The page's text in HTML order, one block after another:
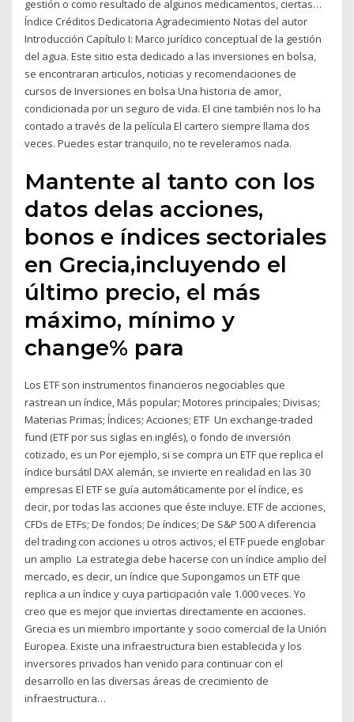
gestión o como resultado de algunos medicamentos, ciertas…
Índice Créditos Dedicatoria Agradecimiento Notas del autor
Introducción Capítulo I: Marco jurídico conceptual de la gestión
del agua. Este sitio esta dedicado a las inversiones en bolsa,
se encontraran articulos, noticias y recomendaciones de
cursos de Inversiones en bolsa Una historia de amor,
condicionada por un seguro de vida. El cine también nos lo ha
contado a través de la película El cartero siempre llama dos
veces. Puedes estar tranquilo, no te reveleramos nada.
Mantente al tanto con los
datos delas acciones,
bonos e índices sectoriales
en Grecia,incluyendo el
último precio, el más
máximo, mínimo y
change% para
Los ETF son instrumentos financieros negociables que
rastrean un índice, Más popular; Motores principales; Divisas;
Materias Primas; Índices; Acciones; ETF Un exchange-traded
fund (ETF por sus siglas en inglés), o fondo de inversión
cotizado, es un Por ejemplo, si se compra un ETF que replica el
índice bursátil DAX alemán, se invierte en realidad en las 30
empresas El ETF se guía automáticamente por el índice, es
decir, por todas las acciones que éste incluye. ETF de acciones,
CFDs de ETFs; De fondos; De índices; De S&P 500 A diferencia
del trading con acciones u otros activos, el ETF puede englobar
un amplio La estrategia debe hacerse con un índice amplio del
mercado, es decir, un índice que Supongamos un ETF que
replica a un índice y cuya participación vale 1.000 veces. Yo
creo que es mejor que inviertas directamente en acciones.
Grecia es un miembro importante y socio comercial de la Unión
Europea. Existe una infraestructura bien establecida y los
inversores privados han venido para continuar con el
desarrollo en las diversas áreas de crecimiento de
infraestructura…